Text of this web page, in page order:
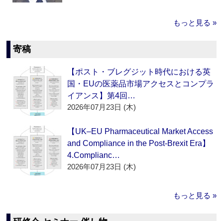
もっと見る »
寄稿
【ポスト・ブレグジット時代における英
国・EUの医薬品市場アクセスとコンプラ
イアンス】第4回…
2026年07月23日 (木)
【UK–EU Pharmaceutical Market Access
and Compliance in the Post-Brexit Era】
4.Complianc…
2026年07月23日 (木)
もっと見る »